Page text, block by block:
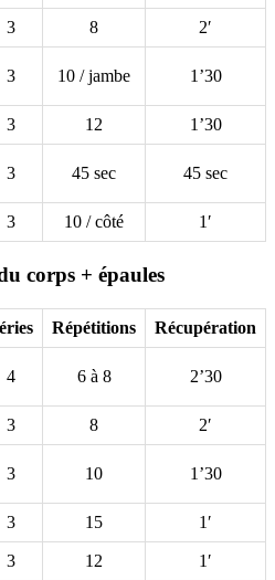
3 8 2′
3 10 / jambe 1’30
3 12 1’30
3 45 sec 45 sec
3 10 / côté 1′
corps + épaules
Répétitions Récupération
4 6 à 8 2’30
3 8 2′
3 10 1’30
3 15 1′
3 12 1′